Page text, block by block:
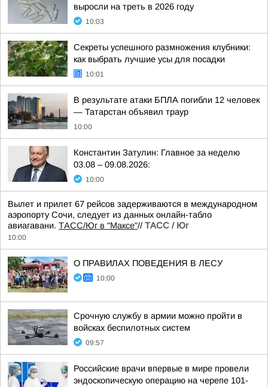
выросли на треть в 2026 году
10:03
Секреты успешного размножения клубники:
как выбрать лучшие усы для посадки
10:01
В результате атаки БПЛА погибли 12 человек
— Татарстан объявил траур
10:00
Константин Затулин: Главное за неделю
03.08 – 09.08.2026:
10:00
Вылет и прилет 67 рейсов задерживаются в международном
аэропорту Сочи, следует из данных онлайн-табло
авиагавани. ТАСС/Юг в "Максе"// ТАСС / Юг
10:00
О ПРАВИЛАХ ПОВЕДЕНИЯ В ЛЕСУ
10:00
Срочную службу в армии можно пройти в
войсках беспилотных систем
09:57
Российские врачи впервые в мире провели
эндоскопическую операцию на черепе 101-